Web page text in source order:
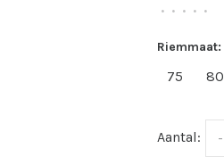
• • • • •
Riemmaat:
75 80
Aantal: -